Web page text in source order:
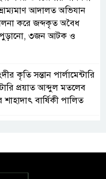
আদালত অভিযান
করে জব্দকৃত অবৈধ
পুড়ানো, ৩জন আটক ও
কৃতি সন্তান পার্লামেন্টারি
প্রয়াত আব্দুল মতলেব
বার্ষিকী পালিত